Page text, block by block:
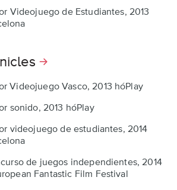
Videojuego de Estudiantes, 2013
Videojuego Vasco, 2013 hóPlay
sonido, 2013 hóPlay
videojuego de estudiantes, 2014
de juegos independientes, 2014
Fantastic Film Festival